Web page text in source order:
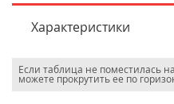
Характеристики
Если таблица не поместилась
можете прокрутить ее по